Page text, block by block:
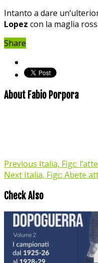
Intanto a dare
Lopez con la maglia
Share
About Fabio Porpora
Previous Italia, Figc:
Next Italia, Figc: Abete
Check Also